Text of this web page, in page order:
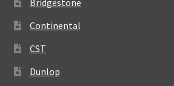
Continental
CST
Dunlop